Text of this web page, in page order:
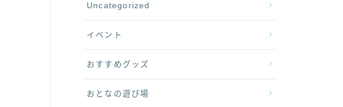
Uncategorized
イベント
おすすめグッズ
おとなの遊び場